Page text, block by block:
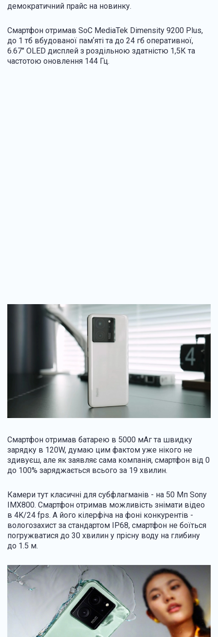
демократичний прайс на новинку.
Смартфон отримав SoC MediaTek Dimensity 9200 Plus,
до 1 тб вбудованої памʼяті та до 24 гб оперативної,
6.67" OLED дисплей з роздільною здатністю 1,5К та
частотою оновлення 144 Гц.
Смартфон отримав батарею в 5000 мАг та швидку
зарядку в 120W, думаю цим фактом уже нікого не
здивуєш, але як заявляє сама компанія, смартфон від 0
до 100% заряджається всього за 19 хвилин.
Камери тут класичні для субфлагманів - на 50 Мп Sony
IMX800. Смартфон отримав можливість знімати відео
в 4K/24 fps. А його кілерфіча на фоні конкурентів -
вологозахист за стандартом IP68, смартфон не боїться
погружватися до 30 хвилин у прісну воду на глибину
до 1.5 м.